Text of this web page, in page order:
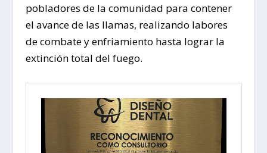
pobladores de la comunidad para contener
el avance de las llamas, realizando labores
de combate y enfriamiento hasta lograr la
extinción total del fuego.